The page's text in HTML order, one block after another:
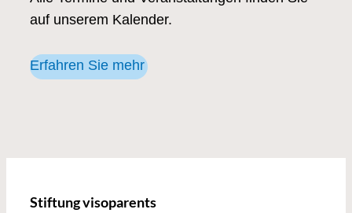
auf unserem Kalender.
Erfahren Sie mehr
Stiftung visoparents